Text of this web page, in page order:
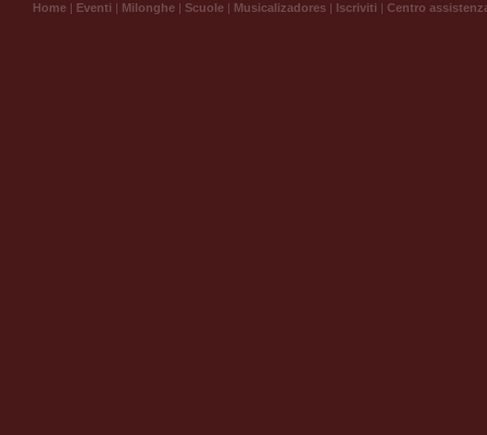
Home | Eventi | Milonghe | Scuole | Musicalizadores | Iscriviti | Centro